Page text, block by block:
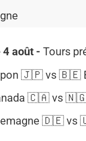
4 août - Tours
🇯🇵 vs 🇧🇪
🇨🇦​ vs
🇩🇪​ vs